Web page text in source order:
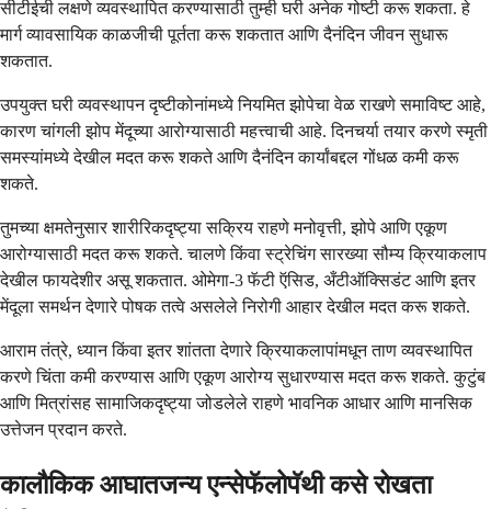
सीटीईची लक्षणे व्यवस्थापित करण्यासाठी तुम्ही घरी अनेक गोष्टी करू शकता. हे
मार्ग व्यावसायिक काळजीची पूर्तता करू शकतात आणि दैनंदिन जीवन सुधारू
शकतात.
उपयुक्त घरी व्यवस्थापन दृष्टीकोनांमध्ये नियमित झोपेचा वेळ राखणे समाविष्ट आहे,
कारण चांगली झोप मेंदूच्या आरोग्यासाठी महत्त्वाची आहे. दिनचर्या तयार करणे स्मृती
समस्यांमध्ये देखील मदत करू शकते आणि दैनंदिन कार्यांबद्दल गोंधळ कमी करू
शकते.
तुमच्या क्षमतेनुसार शारीरिकदृष्ट्या सक्रिय राहणे मनोवृत्ती, झोपे आणि एकूण
आरोग्यासाठी मदत करू शकते. चालणे किंवा स्ट्रेचिंग सारख्या सौम्य क्रियाकलाप
देखील फायदेशीर असू शकतात. ओमेगा-3 फॅटी ऍसिड, अँटीऑक्सिडंट आणि इतर
मेंदूला समर्थन देणारे पोषक तत्वे असलेले निरोगी आहार देखील मदत करू शकते.
आराम तंत्रे, ध्यान किंवा इतर शांतता देणारे क्रियाकलापांमधून ताण व्यवस्थापित
करणे चिंता कमी करण्यास आणि एकूण आरोग्य सुधारण्यास मदत करू शकते. कुटुंब
आणि मित्रांसह सामाजिकदृष्ट्या जोडलेले राहणे भावनिक आधार आणि मानसिक
उत्तेजन प्रदान करते.
कालौकिक आघातजन्य एन्सेफॅलोपॅथी कसे रोखता